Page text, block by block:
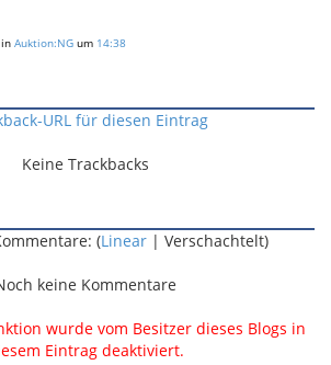
in Auktion:NG um 14:38
URL für diesen Eintrag
Keine Trackbacks
(Linear| Verschachtelt)
keine Kommentare
wurde vom Besitzer dieses Blogs in
Eintrag deaktiviert.